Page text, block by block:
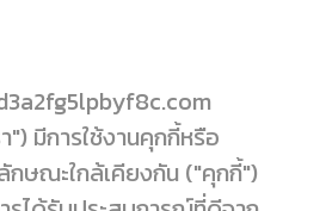
") มีการใช้งานคุกกี้หรือ
กษณะใกล้เคียงกัน ("คุกกี้")